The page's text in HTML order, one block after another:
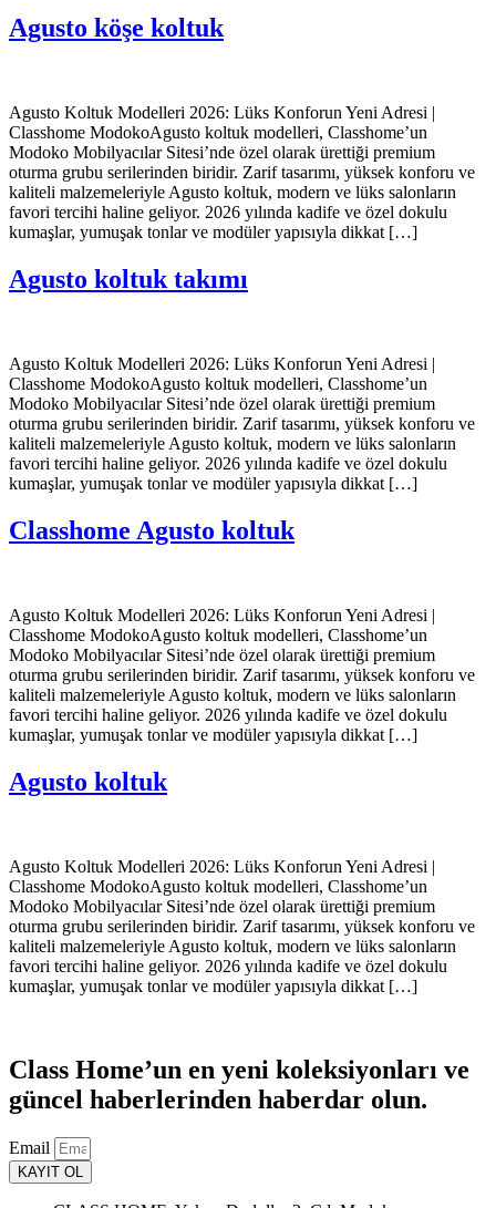
Agusto köşe koltuk
Agusto Koltuk Modelleri 2026: Lüks Konforun Yeni Adresi |
Classhome ModokoAgusto koltuk modelleri, Classhome’un
Modoko Mobilyacılar Sitesi’nde özel olarak ürettiği premium
oturma grubu serilerinden biridir. Zarif tasarımı, yüksek konforu ve
kaliteli malzemeleriyle Agusto koltuk, modern ve lüks salonların
favori tercihi haline geliyor. 2026 yılında kadife ve özel dokulu
kumaşlar, yumuşak tonlar ve modüler yapısıyla dikkat […]
Agusto koltuk takımı
Agusto Koltuk Modelleri 2026: Lüks Konforun Yeni Adresi |
Classhome ModokoAgusto koltuk modelleri, Classhome’un
Modoko Mobilyacılar Sitesi’nde özel olarak ürettiği premium
oturma grubu serilerinden biridir. Zarif tasarımı, yüksek konforu ve
kaliteli malzemeleriyle Agusto koltuk, modern ve lüks salonların
favori tercihi haline geliyor. 2026 yılında kadife ve özel dokulu
kumaşlar, yumuşak tonlar ve modüler yapısıyla dikkat […]
Classhome Agusto koltuk
Agusto Koltuk Modelleri 2026: Lüks Konforun Yeni Adresi |
Classhome ModokoAgusto koltuk modelleri, Classhome’un
Modoko Mobilyacılar Sitesi’nde özel olarak ürettiği premium
oturma grubu serilerinden biridir. Zarif tasarımı, yüksek konforu ve
kaliteli malzemeleriyle Agusto koltuk, modern ve lüks salonların
favori tercihi haline geliyor. 2026 yılında kadife ve özel dokulu
kumaşlar, yumuşak tonlar ve modüler yapısıyla dikkat […]
Agusto koltuk
Agusto Koltuk Modelleri 2026: Lüks Konforun Yeni Adresi |
Classhome ModokoAgusto koltuk modelleri, Classhome’un
Modoko Mobilyacılar Sitesi’nde özel olarak ürettiği premium
oturma grubu serilerinden biridir. Zarif tasarımı, yüksek konforu ve
kaliteli malzemeleriyle Agusto koltuk, modern ve lüks salonların
favori tercihi haline geliyor. 2026 yılında kadife ve özel dokulu
kumaşlar, yumuşak tonlar ve modüler yapısıyla dikkat […]
Class Home’un en yeni koleksiyonları ve
güncel haberlerinden haberdar olun.
Email
KAYIT OL